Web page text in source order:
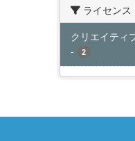
ライセンス
クリエイティ
-
2